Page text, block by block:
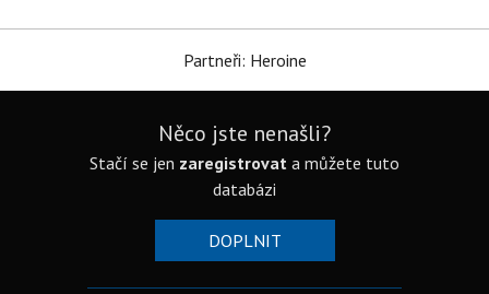
Partneři: Heroine
Něco jste nenašli?
Stačí se jen zaregistrovat a můžete tuto
databázi
DOPLNIT